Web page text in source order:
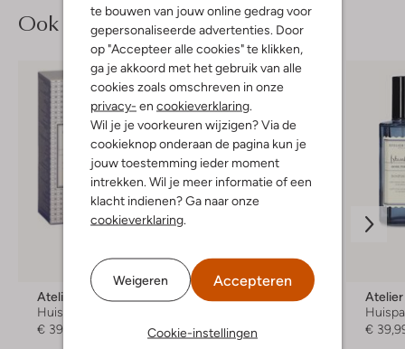
te bouwen van jouw online gedrag voor
gepersonaliseerde advertenties. Door
op "Accepteer alle cookies" te klikken,
ga je akkoord met het gebruik van alle
cookies zoals omschreven in onze
privacy- en cookieverklaring.
Wil je je voorkeuren wijzigen? Via de
cookieknop onderaan de pagina kun je
jouw toestemming ieder moment
intrekken. Wil je meer informatie of een
klacht indienen? Ga naar onze
cookieverklaring.
Weigeren Accepteren
Cookie-instellingen
Ook iets voor jou?
Atelier Rebul
Huisparfums
€ 39,99
Atelier Rebul
€ 49,99
Atelier
€